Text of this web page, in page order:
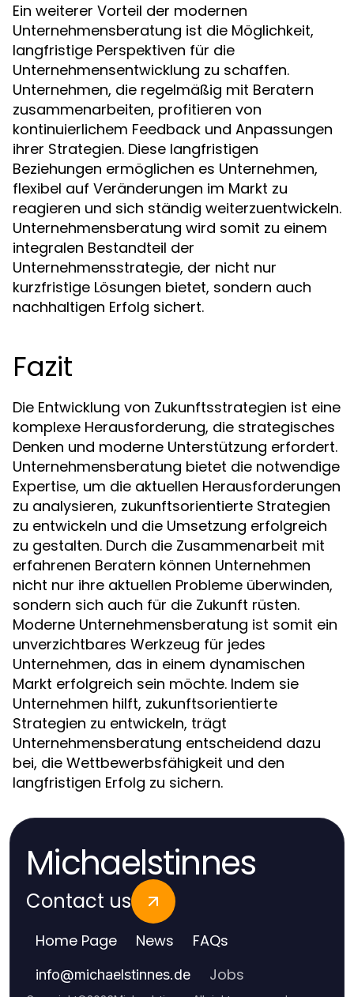
Ein weiterer Vorteil der modernen
Unternehmensberatung ist die Möglichkeit,
langfristige Perspektiven für die
Unternehmensentwicklung zu schaffen.
Unternehmen, die regelmäßig mit Beratern
zusammenarbeiten, profitieren von
kontinuierlichem Feedback und Anpassungen
ihrer Strategien. Diese langfristigen
Beziehungen ermöglichen es Unternehmen,
flexibel auf Veränderungen im Markt zu
reagieren und sich ständig weiterzuentwickeln.
Unternehmensberatung wird somit zu einem
integralen Bestandteil der
Unternehmensstrategie, der nicht nur
kurzfristige Lösungen bietet, sondern auch
nachhaltigen Erfolg sichert.
Fazit
Die Entwicklung von Zukunftsstrategien ist eine
komplexe Herausforderung, die strategisches
Denken und moderne Unterstützung erfordert.
Unternehmensberatung bietet die notwendige
Expertise, um die aktuellen Herausforderungen
zu analysieren, zukunftsorientierte Strategien
zu entwickeln und die Umsetzung erfolgreich
zu gestalten. Durch die Zusammenarbeit mit
erfahrenen Beratern können Unternehmen
nicht nur ihre aktuellen Probleme überwinden,
sondern sich auch für die Zukunft rüsten.
Moderne Unternehmensberatung ist somit ein
unverzichtbares Werkzeug für jedes
Unternehmen, das in einem dynamischen
Markt erfolgreich sein möchte. Indem sie
Unternehmen hilft, zukunftsorientierte
Strategien zu entwickeln, trägt
Unternehmensberatung entscheidend dazu
bei, die Wettbewerbsfähigkeit und den
langfristigen Erfolg zu sichern.
Michaelstinnes
Contact us
Home Page News FAQs
info@michaelstinnes.de Jobs